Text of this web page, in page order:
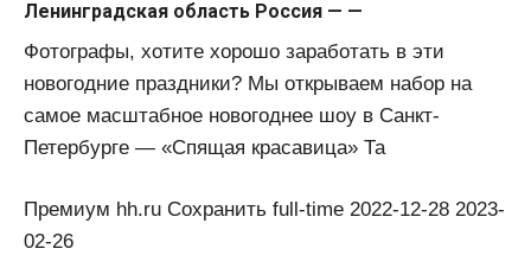
Ленинградская область Россия — —
Фотографы, хотите хорошо заработать в эти
новогодние праздники? Мы открываем набор на
самое масштабное новогоднее шоу в Санкт-
Петербурге — «Спящая красавица» Та
Премиум hh.ru Сохранить full-time 2022-12-28 2023-
02-26